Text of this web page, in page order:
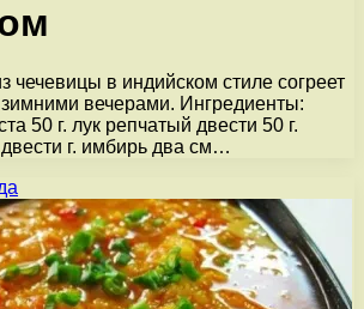
чечевицы в индийском стиле согреет
вечерами. Ингредиенты:
50 г. лук репчатый двести 50 г.
г. имбирь два см…